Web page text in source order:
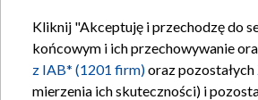
Kliknij "Akceptuję i przechodzę do
końcowym i ich przechowywanie
z IAB* (1201 firm)oraz pozostałych
mierzenia ich skuteczności) i